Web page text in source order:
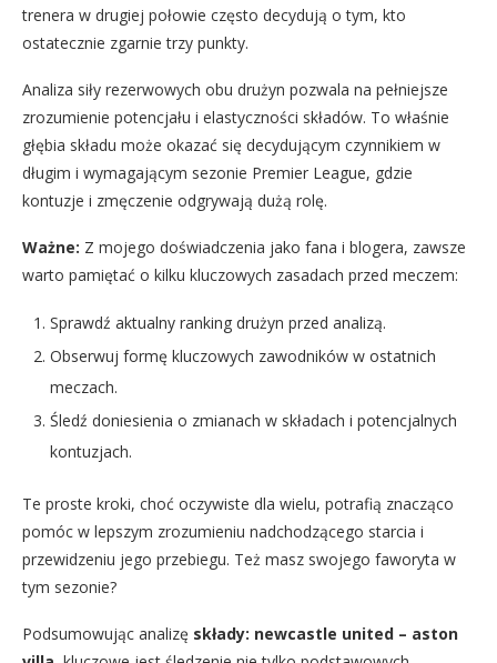
trenera w drugiej połowie często decydują o tym, kto
ostatecznie zgarnie trzy punkty.
Analiza siły rezerwowych obu drużyn pozwala na pełniejsze
zrozumienie potencjału i elastyczności składów. To właśnie
głębia składu może okazać się decydującym czynnikiem w
długim i wymagającym sezonie Premier League, gdzie
kontuzje i zmęczenie odgrywają dużą rolę.
Ważne: Z mojego doświadczenia jako fana i blogera, zawsze
warto pamiętać o kilku kluczowych zasadach przed meczem:
Sprawdź aktualny ranking drużyn przed analizą.
Obserwuj formę kluczowych zawodników w ostatnich
meczach.
Śledź doniesienia o zmianach w składach i potencjalnych
kontuzjach.
Te proste kroki, choć oczywiste dla wielu, potrafią znacząco
pomóc w lepszym zrozumieniu nadchodzącego starcia i
przewidzeniu jego przebiegu. Też masz swojego faworyta w
tym sezonie?
Podsumowując analizę składy: newcastle united – aston